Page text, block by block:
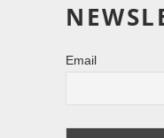
Email